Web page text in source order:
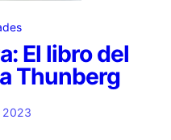
El libro del
Thunberg
2023